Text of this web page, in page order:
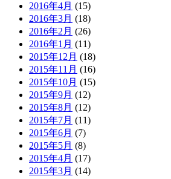
2016年4月 (15)
2016年3月 (18)
2016年2月 (26)
2016年1月 (11)
2015年12月 (18)
2015年11月 (16)
2015年10月 (15)
2015年9月 (12)
2015年8月 (12)
2015年7月 (11)
2015年6月 (7)
2015年5月 (8)
2015年4月 (17)
2015年3月 (14)